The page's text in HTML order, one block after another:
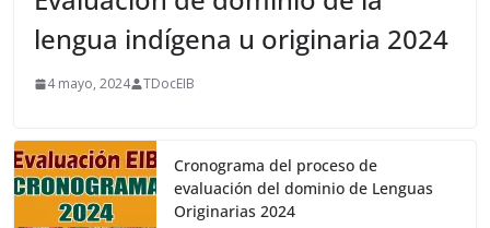
lengua indígena u originaria 2024
4 mayo, 2024 TDocEIB
Cronograma del proceso de
evaluación del dominio de Lenguas
Originarias 2024